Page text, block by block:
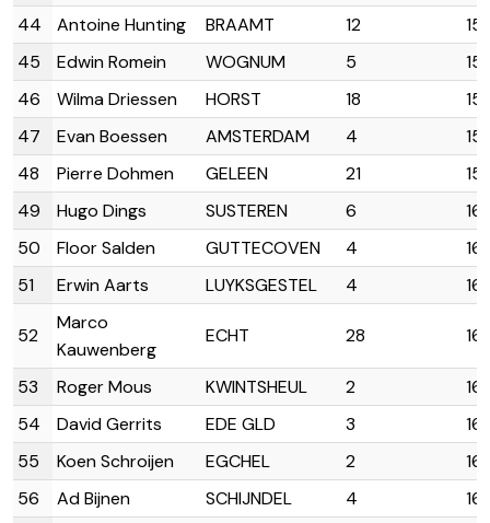
44
Antoine Hunting BRAAMT 12
45
Edwin Romein WOGNUM 5
46
Wilma Driessen HORST 18
47
Evan Boessen AMSTERDAM 4
48
Pierre Dohmen GELEEN 21
49
Hugo Dings SUSTEREN 6
50
Floor Salden GUTTECOVEN 4
51
Erwin Aarts LUYKSGESTEL 4
52
Marco
Kauwenberg
ECHT 28
53 Roger Mous KWINTSHEUL 2
54
David Gerrits EDE GLD 3
55
Koen Schroijen EGCHEL 2
56
Ad Bijnen SCHIJNDEL 4